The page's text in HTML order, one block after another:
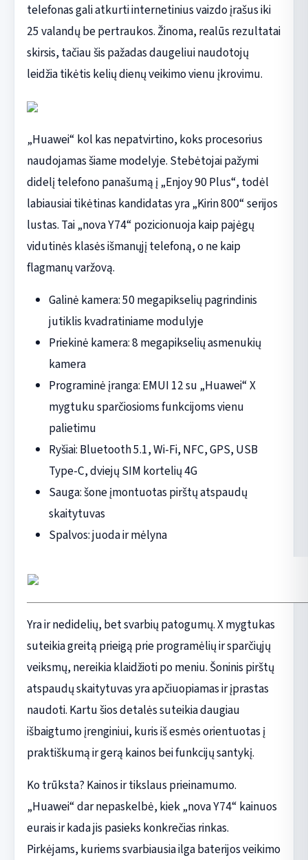
telefonas gali atkurti internetinius vaizdo įrašus iki
25 valandų be pertraukos. Žinoma, realūs rezultatai
skirsis, tačiau šis pažadas daugeliui naudotojų
leidžia tikėtis kelių dienų veikimo vienu įkrovimu.
„Huawei“ kol kas nepatvirtino, koks procesorius
naudojamas šiame modelyje. Stebėtojai pažymi
didelį telefono panašumą į „Enjoy 90 Plus“, todėl
labiausiai tikėtinas kandidatas yra „Kirin 800“ serijos
lustas. Tai „nova Y74“ pozicionuoja kaip pajėgų
vidutinės klasės išmanųjį telefoną, o ne kaip
flagmanų varžovą.
Galinė kamera: 50 megapikselių pagrindinis
jutiklis kvadratiniame modulyje
Priekinė kamera: 8 megapikselių asmenukių
kamera
Programinė įranga: EMUI 12 su „Huawei“ X
mygtuku sparčiosioms funkcijoms vienu
palietimu
Ryšiai: Bluetooth 5.1, Wi-Fi, NFC, GPS, USB
Type-C, dviejų SIM kortelių 4G
Sauga: šone įmontuotas pirštų atspaudų
skaitytuvas
Spalvos: juoda ir mėlyna
Yra ir nedidelių, bet svarbių patogumų. X mygtukas
suteikia greitą prieigą prie programėlių ir sparčiųjų
veiksmų, nereikia klaidžioti po meniu. Šoninis pirštų
atspaudų skaitytuvas yra apčiuopiamas ir įprastas
naudoti. Kartu šios detalės suteikia daugiau
išbaigtumo įrenginiui, kuris iš esmės orientuotas į
praktiškumą ir gerą kainos bei funkcijų santykį.
Ko trūksta? Kainos ir tikslaus prieinamumo.
„Huawei“ dar nepaskelbė, kiek „nova Y74“ kainuos
eurais ir kada jis pasieks konkrečias rinkas.
Pirkėjams, kuriems svarbiausia ilga baterijos veikimo